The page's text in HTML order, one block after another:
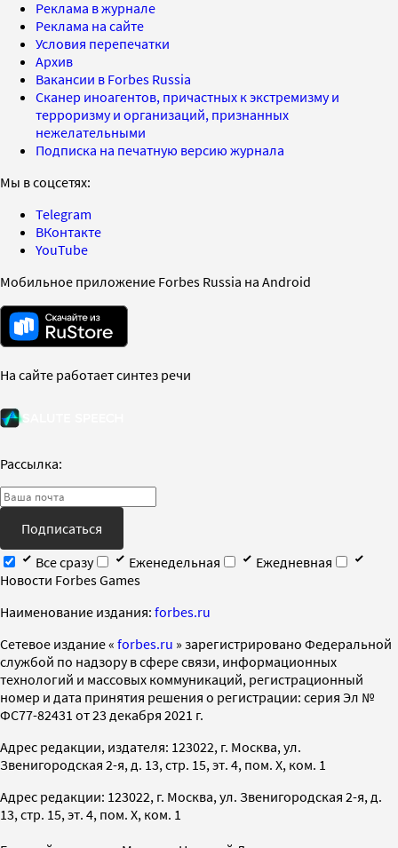
Реклама в журнале
Реклама на сайте
Условия перепечатки
Архив
Вакансии в Forbes Russia
Сканер иноагентов, причастных к экстремизму и
терроризму и организаций, признанных
нежелательными
Подписка на печатную версию журнала
Мы в соцсетях:
Telegram
ВКонтакте
YouTube
Мобильное приложение Forbes Russia на Android
На сайте работает синтез речи
Рассылка:
Подписаться
Все сразу
Еженедельная
Ежедневная
Новости Forbes Games
Наименование издания: forbes.ru
Cетевое издание « forbes.ru » зарегистрировано Федеральной
службой по надзору в сфере связи, информационных
технологий и массовых коммуникаций, регистрационный
номер и дата принятия решения о регистрации: серия Эл №
ФС77-82431 от 23 декабря 2021 г.
Адрес редакции, издателя: 123022, г. Москва, ул.
Звенигородская 2-я, д. 13, стр. 15, эт. 4, пом. X, ком. 1
Адрес редакции: 123022, г. Москва, ул. Звенигородская 2-я, д.
13, стр. 15, эт. 4, пом. X, ком. 1